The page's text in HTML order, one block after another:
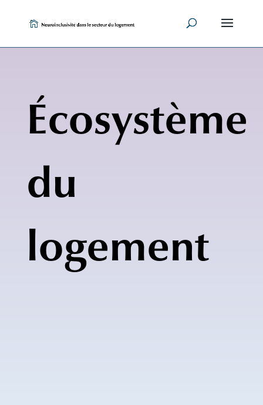
content
Écosystème
du
logement